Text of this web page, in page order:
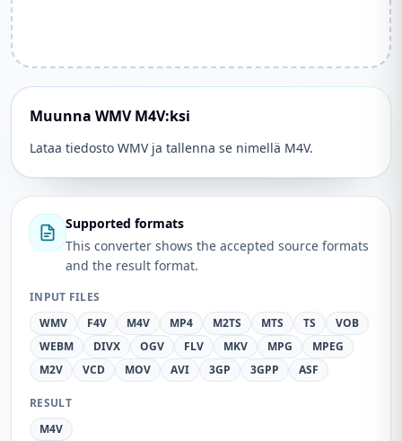
Muunna WMV M4V:ksi
Lataa tiedosto WMV ja tallenna se nimellä M4V.
Supported formats
This converter shows the accepted source formats
and the result format.
INPUT FILES
WMV
F4V M4V MP4 M2TS MTS TS
VOB
WEBM
DIVX OGV FLV MKV MPG
MPEG
M2V
VCD MOV AVI 3GP 3GPP ASF
RESULT
M4V